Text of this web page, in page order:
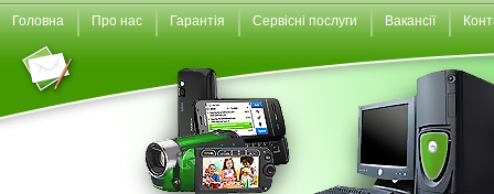
Головна Про нас Гарантія Сервісні послуги Вакансії